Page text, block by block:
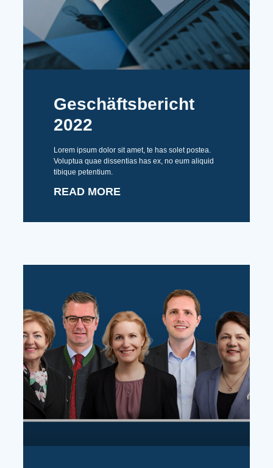
Geschäftsbericht
2022
Lorem ipsum dolor sit amet, te has solet postea.
Voluptua quae dissentias has ex, no eum aliquid
tibique petentium.
READ MORE